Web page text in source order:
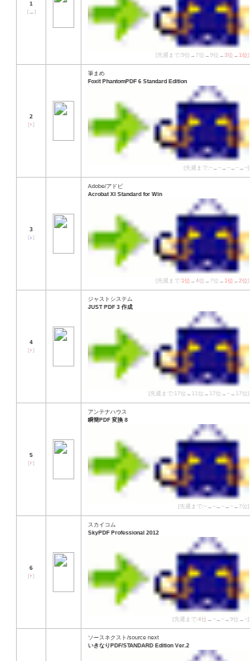
1
[→ ]
[先週まで:9位→7位→9位→3位 →1位]
2
[↑]
筆まめ
Foxit PhantomPDF 6 Standard Edition
[先週まで:−→−→−→−→−]
3
[↓]
Adobe/アドビ
Acrobat XI Standard for Win
[先週まで:1位 →4位 →7位→1位 →2位]
4
[↑]
ジャストシステム
JUST PDF 3 作成
[先週まで:17位→11位→17位→−→17位]
5
[↑]
アンテナハウス
瞬簡PDF 変換 8
[先週まで:−→−→−→−→7位]
6
[↑]
スカイコム
SkyPDF Professional 2012
[先週まで:4位 →−→−→9位→−]
ソースネクスト/source next
いきなりPDF/STANDARD Edition Ver.2